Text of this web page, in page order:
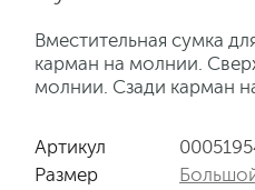
Вместительная сумка
карман на молнии.
молнии. Сзади карман
Артикул
Размер